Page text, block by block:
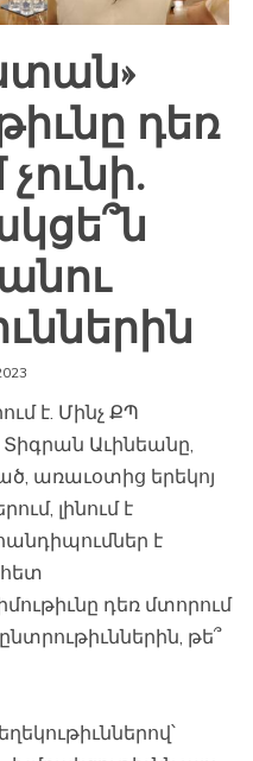
դեռ
է. Մինչ ՔՊ
Աւինեանը,
առաւօտից երեկոյ
լինում է
է
դեռ մտորում
թե՞